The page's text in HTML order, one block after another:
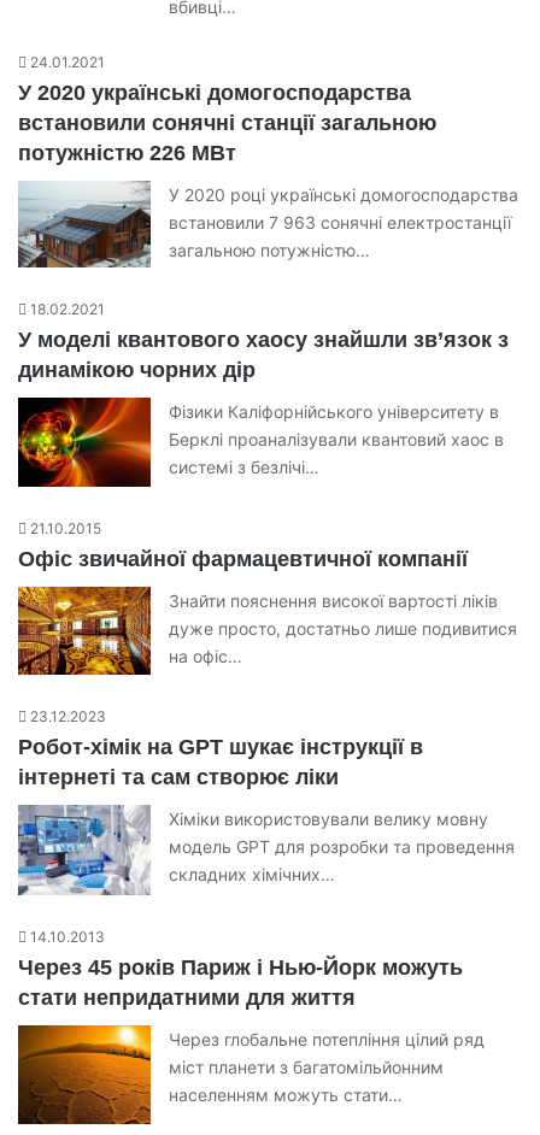
вбивці…
24.01.2021
У 2020 українські домогосподарства
встановили сонячні станції загальною
потужністю 226 МВт
У 2020 році українські домогосподарства
встановили 7 963 сонячні електростанції
загальною потужністю…
18.02.2021
У моделі квантового хаосу знайшли зв’язок з
динамікою чорних дір
Фізики Каліфорнійського університету в
Берклі проаналізували квантовий хаос в
системі з безлічі…
21.10.2015
Офіс звичайної фармацевтичної компанії
Знайти пояснення високої вартості ліків
дуже просто, достатньо лише подивитися
на офіс…
23.12.2023
Робот-хімік на GPT шукає інструкції в
інтернеті та сам створює ліки
Хіміки використовували велику мовну
модель GPT для розробки та проведення
складних хімічних…
14.10.2013
Через 45 років Париж і Нью-Йорк можуть
стати непридатними для життя
Через глобальне потепління цілий ряд
міст планети з багатомільйонним
населенням можуть стати…